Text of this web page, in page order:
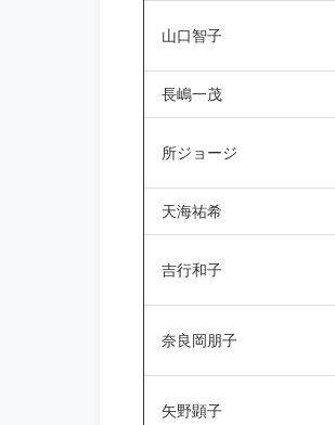
山口智子
長嶋一茂
所ジョージ
天海祐希
吉行和子
奈良岡朋子
矢野顕子